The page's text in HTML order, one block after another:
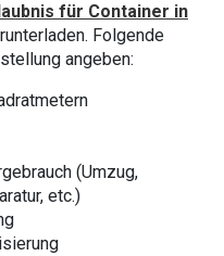
für Container in
Folgende
angeben:
(Umzug,
etc.)